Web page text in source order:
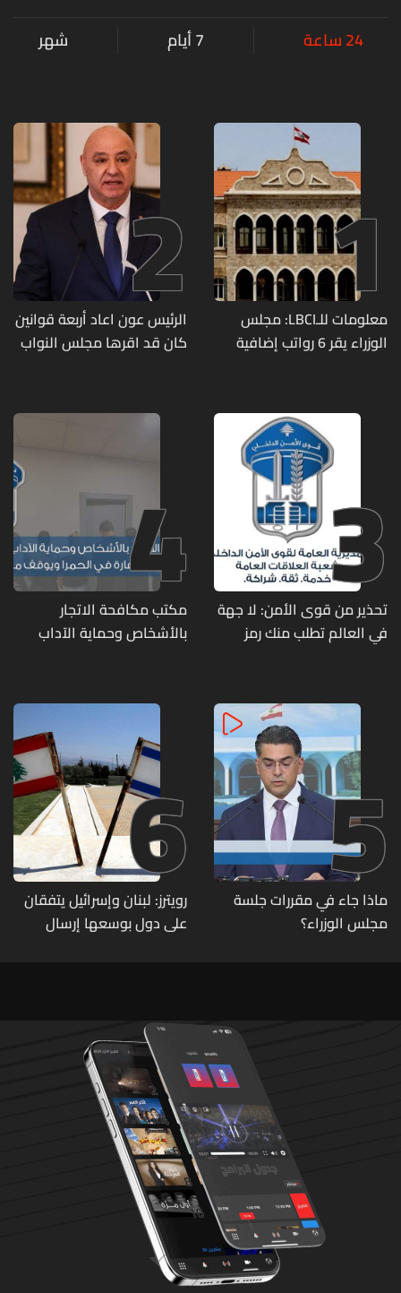
24 ساعة 7 أيام شهر
1
معلومات للـLBCI: مجلس
الوزراء يقر 6 رواتب إضافية
منذ آذار
2
الرئيس عون اعاد أربعة قوانين
كان قد اقرها مجلس النواب
3
تحذير من قوى الأمن: لا جهة
في العالم تطلب منك رمز
4
مكتب مكافحة الاتجار
بالأشخاص وحماية الآداب
متورطين
5
ماذا جاء في مقررات جلسة
مجلس الوزراء؟
6
رويترز: لبنان وإسرائيل يتفقان
على دول بوسعها إرسال